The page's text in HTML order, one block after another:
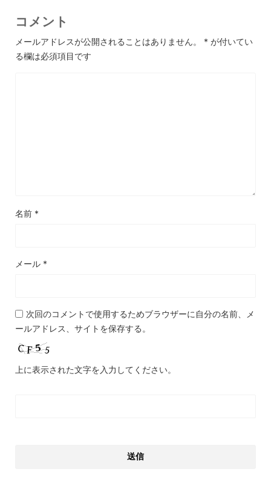
コメント
メールアドレスが公開されることはありません。 * が付いてい
る欄は必須項目です
名前 *
メール *
次回のコメントで使用するためブラウザーに自分の名前、メ
ールアドレス、サイトを保存する。
上に表示された文字を入力してください。